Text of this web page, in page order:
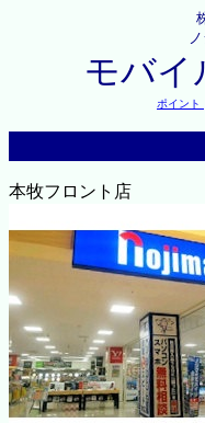
モバイ
ポイント
本牧フロント店